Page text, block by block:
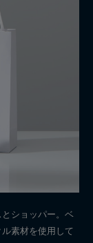
ショッパー。ベ
素材を使用して